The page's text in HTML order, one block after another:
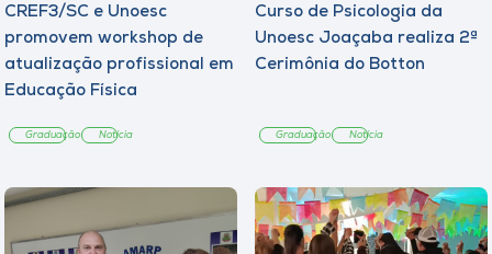
CREF3/SC e Unoesc
promovem workshop de
atualização profissional em
Educação Física
Graduação Notícia
Curso de Psicologia da
Unoesc Joaçaba realiza 2ª
Cerimônia do Botton
Graduação Notícia